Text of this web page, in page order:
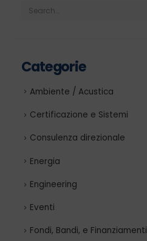
Categorie
Ambiente / Acustica
Certificazione e Sistemi
Consulenza direzionale
Energia
Engineering
Eventi
Fondi, Bandi, e Finanziamenti